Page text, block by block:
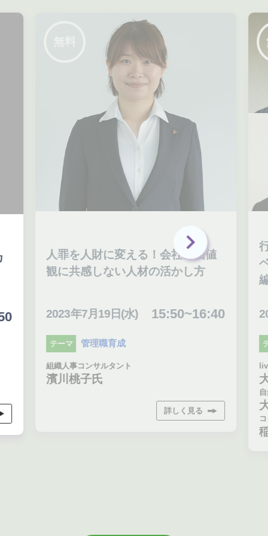
人罪を人財に変える！会社の価値
観に共感しない人材の活かし方
2023年7月19日(水) 15:50~16:40
テーマ 管理職育成
組織人事コンサルタント
濱川桃子氏
詳しく見る
編
テ
自
コ